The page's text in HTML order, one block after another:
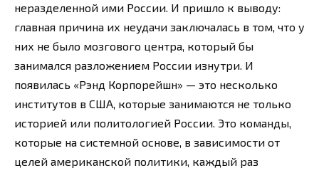
неразделенной ими России. И пришло к выводу:
главная причина их неудачи заключалась в том, что у
них не было мозгового центра, который бы
занимался разложением России изнутри. И
появилась «Рэнд Корпорейшн» — это несколько
институтов в США, которые занимаются не только
историей или политологией России. Это команды,
которые на системной основе, в зависимости от
целей американской политики, каждый раз